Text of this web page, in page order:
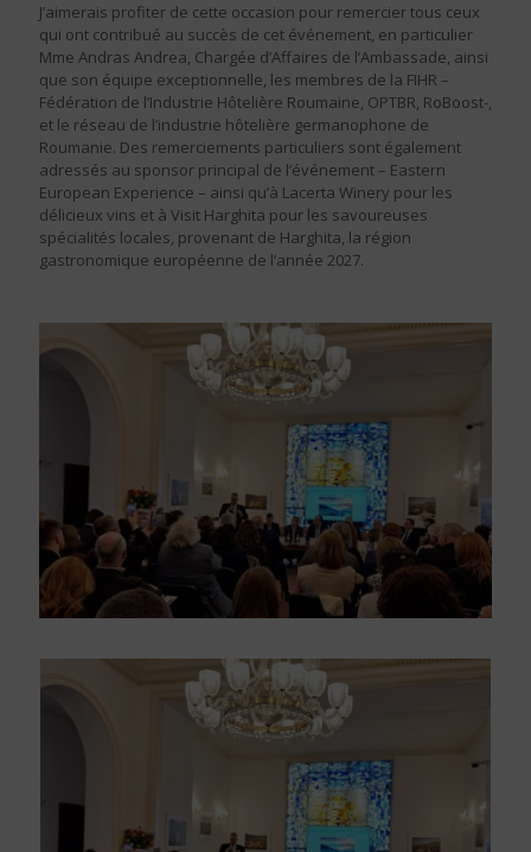
J’aimerais profiter de cette occasion pour remercier tous ceux
qui ont contribué au succès de cet événement, en particulier
Mme Andras Andrea, Chargée d’Affaires de l’Ambassade, ainsi
que son équipe exceptionnelle, les membres de la FIHR –
Fédération de l’Industrie Hôtelière Roumaine, OPTBR, RoBoost-,
et le réseau de l’industrie hôtelière germanophone de
Roumanie. Des remerciements particuliers sont également
adressés au sponsor principal de l’événement – Eastern
European Experience – ainsi qu’à Lacerta Winery pour les
délicieux vins et à Visit Harghita pour les savoureuses
spécialités locales, provenant de Harghita, la région
gastronomique européenne de l’année 2027.